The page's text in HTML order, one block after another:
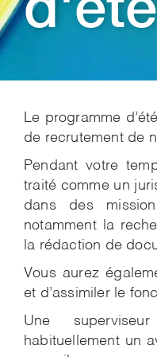
Le programme
de recrutement de
Pendant votre
traité comme un
dans des
notamment la
la rédaction de
Vous aurez
et d’assimiler le
Une
habituellement un